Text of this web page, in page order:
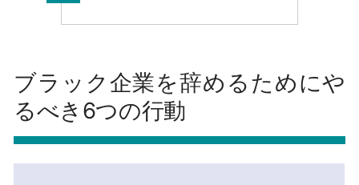
ブラック企業を辞めるためにや
るべき6つの行動